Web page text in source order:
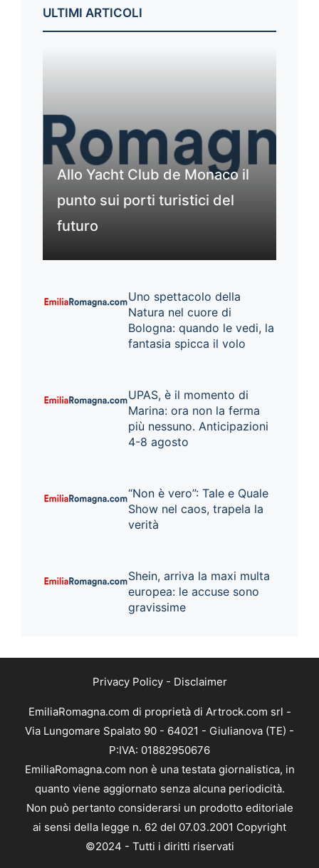
ULTIMI ARTICOLI
Allo Yacht Club de Monaco il
punto sui porti turistici del
futuro
Uno spettacolo della
Natura nel cuore di
Bologna: quando le vedi, la
fantasia spicca il volo
UPAS, è il momento di
Marina: ora non la ferma
più nessuno. Anticipazioni
4-8 agosto
“Non è vero”: Tale e Quale
Show nel caos, trapela la
verità
Shein, arriva la maxi multa
europea: le accuse sono
gravissime
Privacy Policy- Disclaimer
EmiliaRomagna.com di proprietà di Artrock.com srl -
Via Lungomare Spalato 90 - 64021 - Giulianova (TE) -
P:IVA: 01882950676
EmiliaRomagna.com non è una testata giornalistica, in
quanto viene aggiornato senza alcuna periodicità.
Non può pertanto considerarsi un prodotto editoriale
ai sensi della legge n. 62 del 07.03.2001 Copyright
©2024 - Tutti i diritti riservati